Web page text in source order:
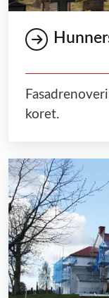
koret.